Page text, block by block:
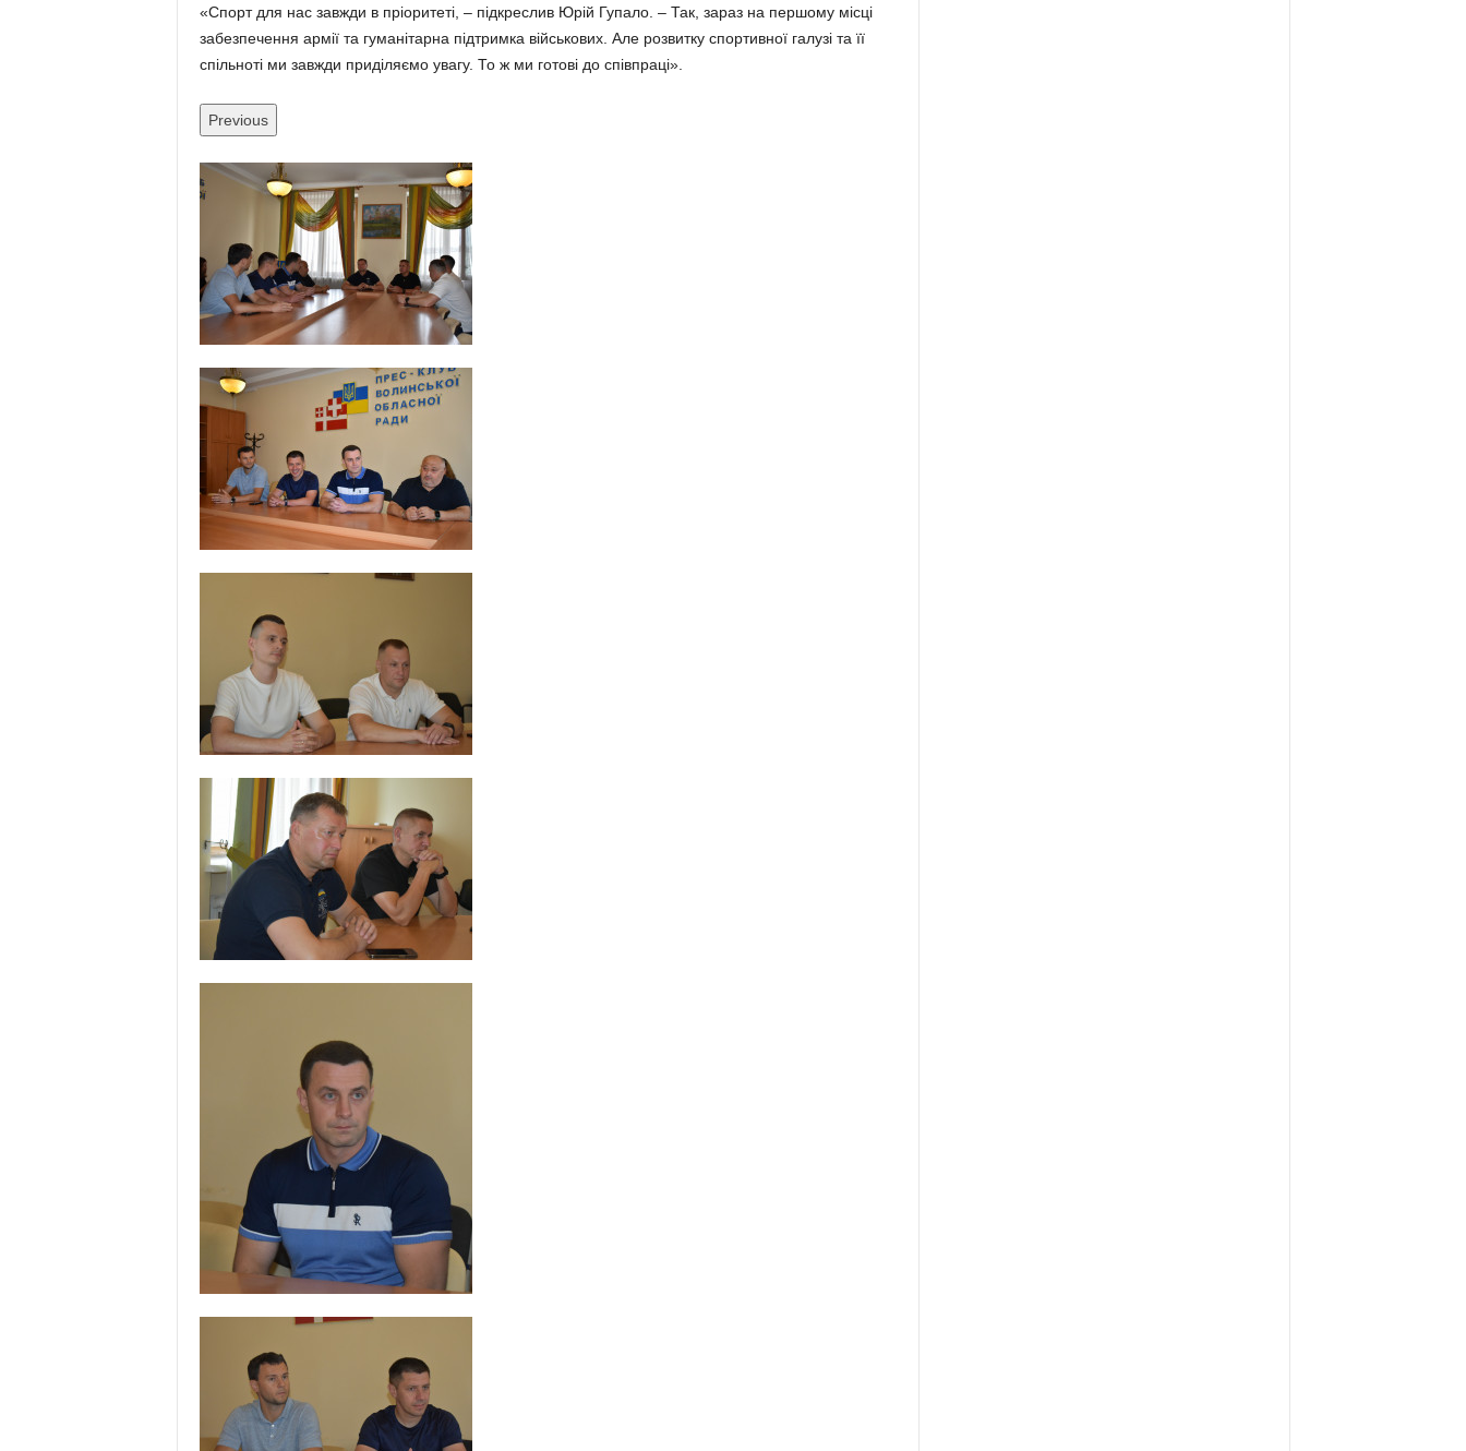
«Спорт для нас завжди в пріоритеті, – підкреслив Юрій Гупало. – Так, зараз на першому місці
забезпечення армії та гуманітарна підтримка військових. Але розвитку спортивної галузі та її
спільноті ми завжди приділяємо увагу. То ж ми готові до співпраці».
Previous